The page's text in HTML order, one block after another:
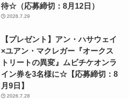
待☆（応募締切：8月12日）
2026.7.29
【プレゼント】アン・ハサウェイ
×ユアン・マクレガー『オークス
トリートの異変』ムビチケオンラ
イン券を3名様に☆【応募締切：8
月9日】
2026.7.28